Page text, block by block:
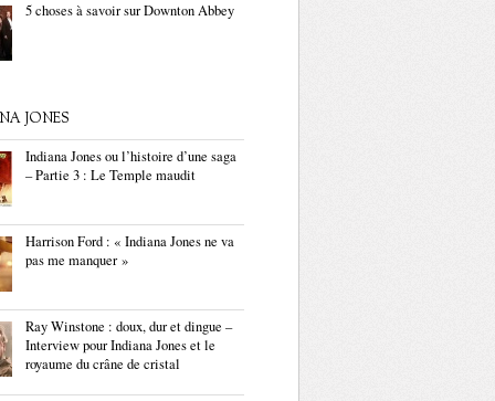
5 choses à savoir sur Downton Abbey
JONES
Indiana Jones ou l’histoire d’une saga
– Partie 3 : Le Temple maudit
Harrison Ford : « Indiana Jones ne va
pas me manquer »
Ray Winstone : doux, dur et dingue –
Interview pour Indiana Jones et le
royaume du crâne de cristal